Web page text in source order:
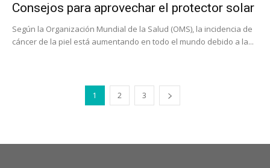
Consejos para aprovechar el protector solar
Según la Organización Mundial de la Salud (OMS), la incidencia de
cáncer de la piel está aumentando en todo el mundo debido a la...
1 2 3